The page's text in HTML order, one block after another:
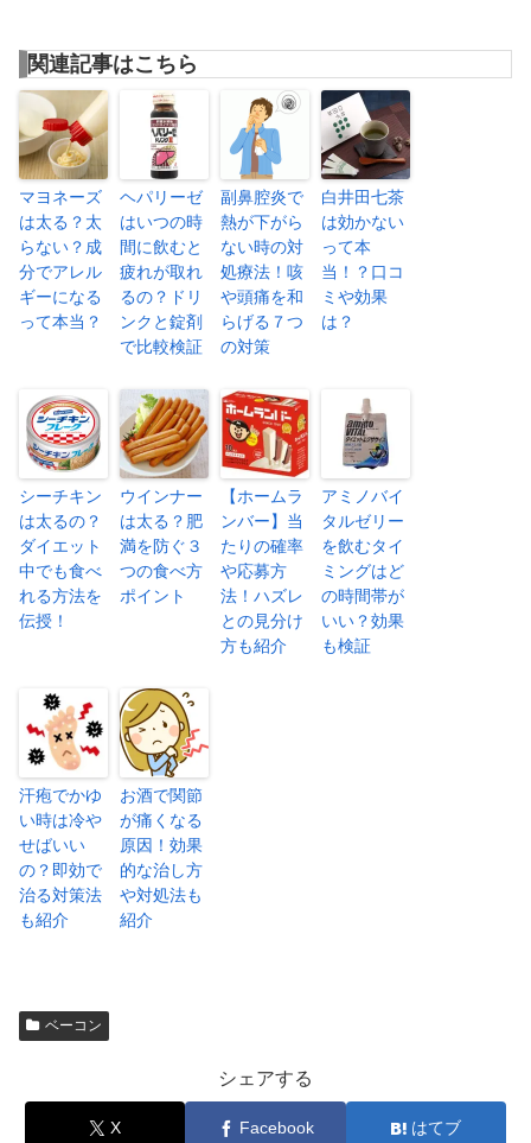
関連記事はこちら
マヨネーズ
は太る？太
らない？成
分でアレル
ギーになる
って本当？
ヘパリーゼ
はいつの時
間に飲むと
疲れが取れ
るの？ドリ
ンクと錠剤
で比較検証
副鼻腔炎で
熱が下がら
ない時の対
処療法！咳
や頭痛を和
らげる７つ
の対策
白井田七茶
は効かない
って本
当！？口コ
ミや効果
は？
シーチキン
は太るの？
ダイエット
中でも食べ
れる方法を
伝授！
ウインナー
は太る？肥
満を防ぐ３
つの食べ方
ポイント
【ホームラ
ンバー】当
たりの確率
や応募方
法！ハズレ
との見分け
方も紹介
アミノバイ
タルゼリー
を飲むタイ
ミングはど
の時間帯が
いい？効果
も検証
汗疱でかゆ
い時は冷や
せばいい
の？即効で
治る対策法
も紹介
お酒で関節
が痛くなる
原因！効果
的な治し方
や対処法も
紹介
ベーコン
シェアする
X Facebook はてブ